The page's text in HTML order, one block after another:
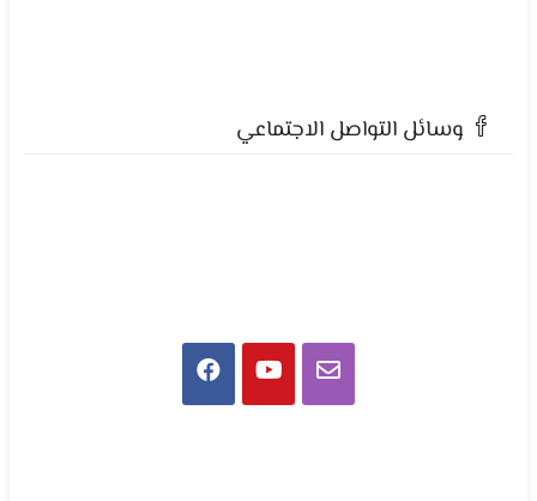
وسائل التواصل الاجتماعي